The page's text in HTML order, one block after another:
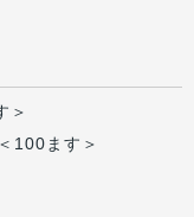
＞
100ます＞